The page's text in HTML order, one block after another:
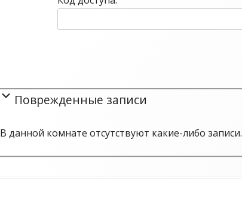
Поврежденные записи
В данной комнате отсутствуют какие-либо записи.